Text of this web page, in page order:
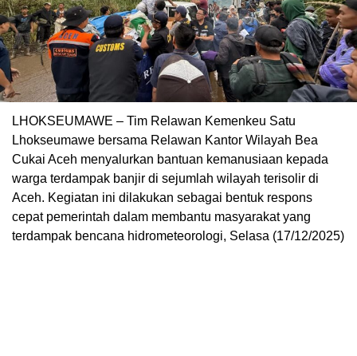
LHOKSEUMAWE – Tim Relawan Kemenkeu Satu
Lhokseumawe bersama Relawan Kantor Wilayah Bea
Cukai Aceh menyalurkan bantuan kemanusiaan kepada
warga terdampak banjir di sejumlah wilayah terisolir di
Aceh. Kegiatan ini dilakukan sebagai bentuk respons
cepat pemerintah dalam membantu masyarakat yang
terdampak bencana hidrometeorologi, Selasa (17/12/2025)